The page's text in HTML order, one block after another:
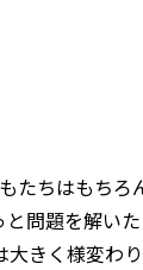
たちはもち
問題を解い
きく様変わ